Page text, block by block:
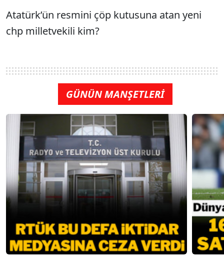
Atatürk’ün resmini çöp kutusuna atan yeni
chp milletvekili kim?
GÜNÜN MANŞETLERİ